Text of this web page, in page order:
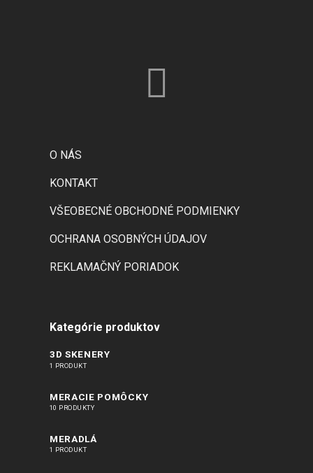
O NÁS
KONTAKT
VŠEOBECNÉ OBCHODNÉ PODMIENKY
OCHRANA OSOBNÝCH ÚDAJOV
REKLAMAČNÝ PORIADOK
Kategórie produktov
3D SKENERY
1 PRODUKT
MERACIE POMÔCKY
10 PRODUKTY
MERADLÁ
1 PRODUKT